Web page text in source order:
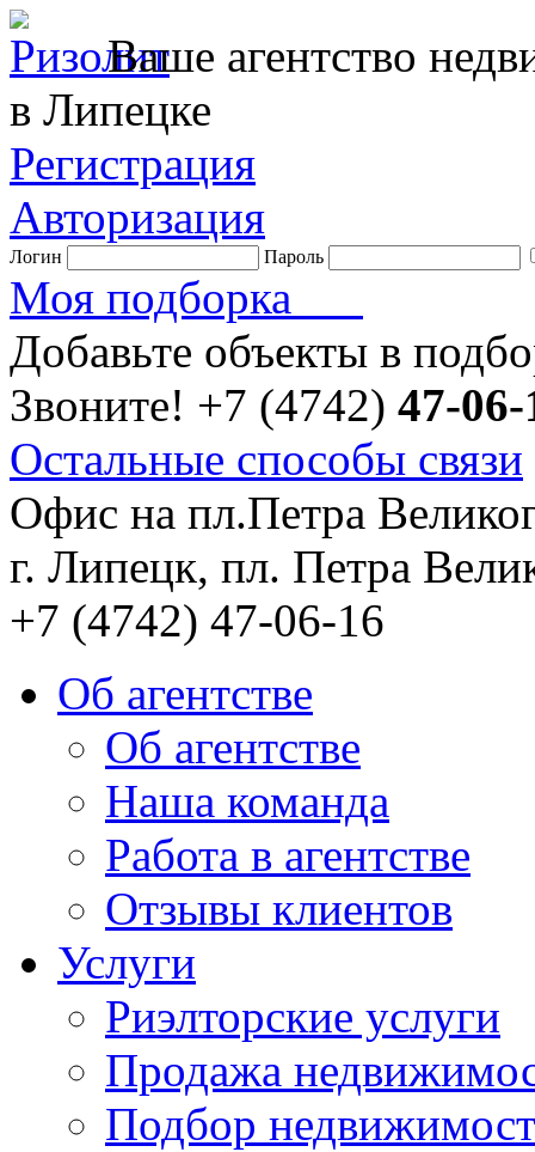
Ваше агентство
в Липецке
Регистрация
Авторизация
Логин Пароль
Моя подборка
Добавьте объекты в
Звоните! +7 (4742) 47-06-
Остальные способы связи
Офис на пл.Петра
г. Липецк, пл. Петра
+7 (4742) 47-06-16
Об агентстве
Об агентстве
Наша команда
Работа в агентстве
Отзывы клиентов
Услуги
Риэлторские услуги
Продажа
Подбор